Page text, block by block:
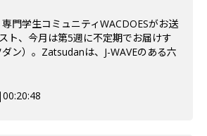
専門学生コミュニティWACDOESがお送
ト、今月は第5週に不定期でお届けす
ン）。Zatsudanは、J-WAVEのある六
|00:20:48